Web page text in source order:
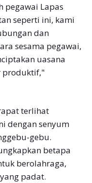
pegawai Lapas
seperti ini, kami
dan
sesama pegawai,
uasana
produktif,"
terlihat
dengan senyum
gebu.
betapa
berolahraga,
padat.